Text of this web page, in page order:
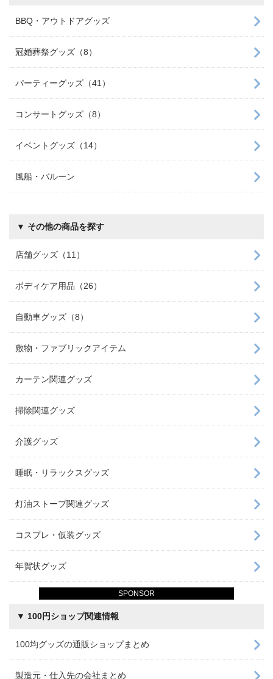
SPONSOR
BBQ・アウトドアグッズ
冠婚葬祭グッズ（8）
パーティーグッズ（41）
コンサートグッズ（8）
イベントグッズ（14）
風船・バルーン
▼ その他の商品を探す
店舗グッズ（11）
ボディケア用品（26）
自動車グッズ（8）
敷物・ファブリックアイテム
カーテン関連グッズ
掃除関連グッズ
介護グッズ
睡眠・リラックスグッズ
灯油ストーブ関連グッズ
コスプレ・仮装グッズ
年賀状グッズ
▼ 100円ショップ関連情報
100均グッズの通販ショップまとめ
製造元・仕入先の会社まとめ